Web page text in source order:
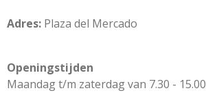
Adres: Plaza del Mercado
Openingstijden
Maandag t/m zaterdag van 7.30 -